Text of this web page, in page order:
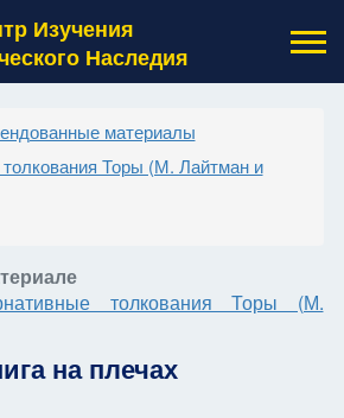
Изучения
Наследия
материалы
Торы (М. Лайтман и
толкования Торы (М.
на плечах